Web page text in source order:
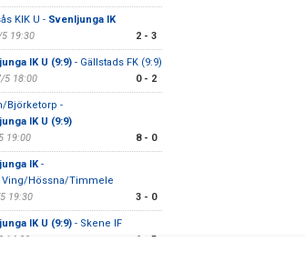
KIK U - Svenljunga IK
19:30
2 - 3
IK U (9:9)- Gällstads FK (9:9)
5 18:00
0 - 2
Björketorp -
IK U (9:9)
19:00
8 - 0
IK-
Ving/Hössna/Timmele
19:30
3 - 0
IK U (9:9)- Skene IF
14:00
1 - 5